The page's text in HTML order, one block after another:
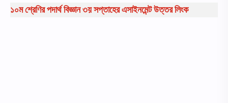
১০ম শ্রেণির পদার্থ বিজ্ঞান ৩য় সপ্তাহের এসাইনমেন্ট উত্তর লিংক